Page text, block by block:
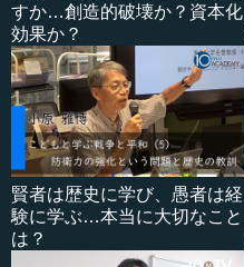
すか…創造的破壊か？資本化
効果か？
賢者は歴史に学び、愚者は経
験に学ぶ…本当に大切なこと
は？